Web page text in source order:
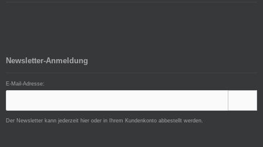
Newsletter-Anmeldung
E-Mail-Adresse:
Der Newsletter kann jederzeit hier oder in Ihrem Kundenkonto abbestellt werden.